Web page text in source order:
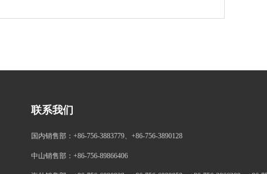
国内销售部：+86-756-3883779、+86-756-3890128
中山销售部：+86-756-89866406
联系我们